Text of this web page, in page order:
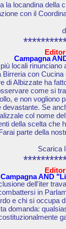
la locandina della
con il
Campagna
locali
Birreria con
di Albizzate ha
come si
e non vogliono
devastante. Se
col nome
della scelta che
parte della
Scarica
Campagna AND
dell'iter
in
e chi si occupa
domanda: